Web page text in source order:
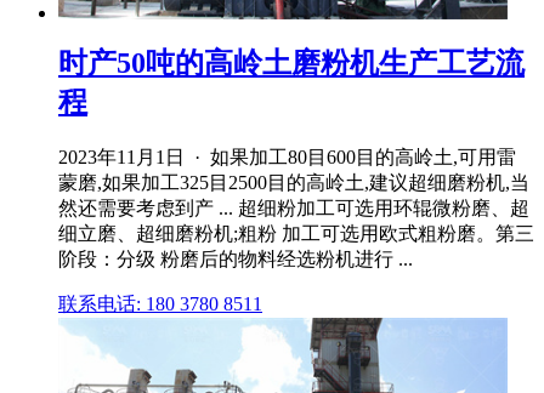
时产50吨的高岭土磨粉机生产工艺流
程
2023年11月1日 · 如果加工80目600目的高岭土,可用雷
蒙磨,如果加工325目2500目的高岭土,建议超细磨粉机,当
然还需要考虑到产 ... 超细粉加工可选用环辊微粉磨、超
细立磨、超细磨粉机;粗粉 加工可选用欧式粗粉磨。第三
阶段：分级 粉磨后的物料经选粉机进行 ...
联系电话: 180 3780 8511